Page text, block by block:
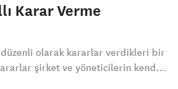
Karar Verme
düzenli olarak kararlar verdikleri bir
şirket ve yöneticilerin kend...